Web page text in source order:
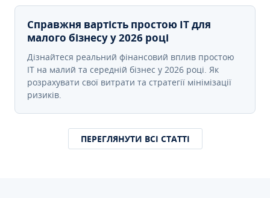
Справжня вартість простою IT для
малого бізнесу у 2026 році
Дізнайтеся реальний фінансовий вплив простою
IT на малий та середній бізнес у 2026 році. Як
розрахувати свої витрати та стратегії мінімізації
ризиків.
ПЕРЕГЛЯНУТИ ВСІ СТАТТІ